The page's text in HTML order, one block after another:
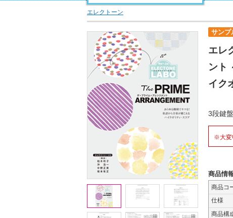
エレクトーン
サンプ
エレ
ント
イク
3段鍵
※大変
商品情
商品コ
仕様
商品構